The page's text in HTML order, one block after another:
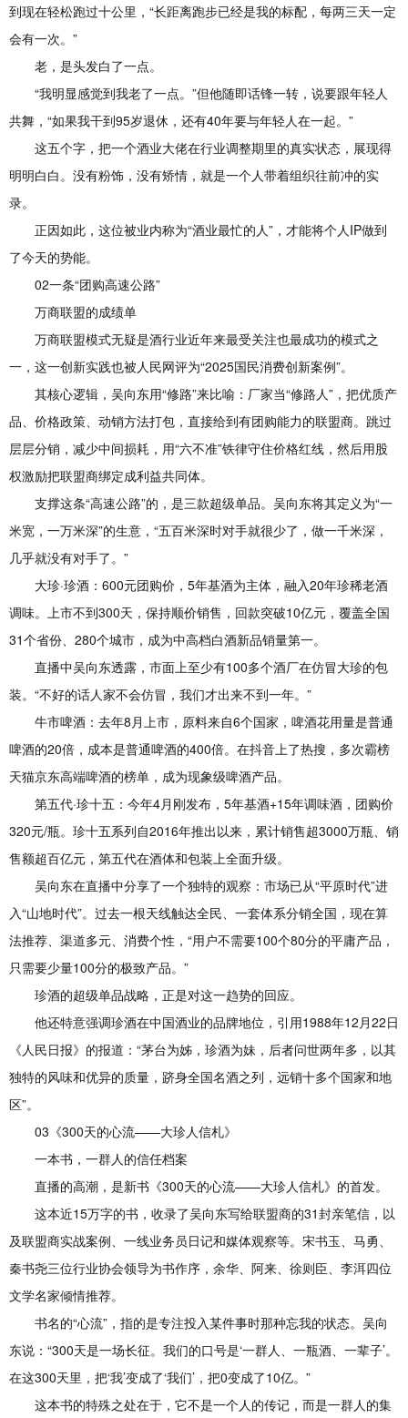
到现在轻松跑过十公里，“长距离跑步已经是我的标配，每两三天一定
会有一次。”
老，是头发白了一点。
“我明显感觉到我老了一点。”但他随即话锋一转，说要跟年轻人
共舞，“如果我干到95岁退休，还有40年要与年轻人在一起。”
这五个字，把一个酒业大佬在行业调整期里的真实状态，展现得
明明白白。没有粉饰，没有矫情，就是一个人带着组织往前冲的实
录。
正因如此，这位被业内称为“酒业最忙的人”，才能将个人IP做到
了今天的势能。
02一条“团购高速公路”
万商联盟的成绩单
万商联盟模式无疑是酒行业近年来最受关注也最成功的模式之
一，这一创新实践也被人民网评为“2025国民消费创新案例”。
其核心逻辑，吴向东用“修路”来比喻：厂家当“修路人”，把优质产
品、价格政策、动销方法打包，直接给到有团购能力的联盟商。跳过
层层分销，减少中间损耗，用“六不准”铁律守住价格红线，然后用股
权激励把联盟商绑定成利益共同体。
支撑这条“高速公路”的，是三款超级单品。吴向东将其定义为“一
米宽，一万米深”的生意，“五百米深时对手就很少了，做一千米深，
几乎就没有对手了。”
大珍·珍酒：600元团购价，5年基酒为主体，融入20年珍稀老酒
调味。上市不到300天，保持顺价销售，回款突破10亿元，覆盖全国
31个省份、280个城市，成为中高档白酒新品销量第一。
直播中吴向东透露，市面上至少有100多个酒厂在仿冒大珍的包
装。“不好的话人家不会仿冒，我们才出来不到一年。”
牛市啤酒：去年8月上市，原料来自6个国家，啤酒花用量是普通
啤酒的20倍，成本是普通啤酒的400倍。在抖音上了热搜，多次霸榜
天猫京东高端啤酒的榜单，成为现象级啤酒产品。
第五代·珍十五：今年4月刚发布，5年基酒+15年调味酒，团购价
320元/瓶。珍十五系列自2016年推出以来，累计销售超3000万瓶、销
售额超百亿元，第五代在酒体和包装上全面升级。
吴向东在直播中分享了一个独特的观察：市场已从“平原时代”进
入“山地时代”。过去一根天线触达全民、一套体系分销全国，现在算
法推荐、渠道多元、消费个性，“用户不需要100个80分的平庸产品，
只需要少量100分的极致产品。”
珍酒的超级单品战略，正是对这一趋势的回应。
他还特意强调珍酒在中国酒业的品牌地位，引用1988年12月22日
《人民日报》的报道：“茅台为姊，珍酒为妹，后者问世两年多，以其
独特的风味和优异的质量，跻身全国名酒之列，远销十多个国家和地
区”。
03《300天的心流——大珍人信札》
一本书，一群人的信任档案
直播的高潮，是新书《300天的心流——大珍人信札》的首发。
这本近15万字的书，收录了吴向东写给联盟商的31封亲笔信，以
及联盟商实战案例、一线业务员日记和媒体观察等。宋书玉、马勇、
秦书尧三位行业协会领导为书作序，余华、阿来、徐则臣、李洱四位
文学名家倾情推荐。
书名的“心流”，指的是专注投入某件事时那种忘我的状态。吴向
东说：“300天是一场长征。我们的口号是‘一群人、一瓶酒、一辈子’。
在这300天里，把‘我’变成了‘我们’，把0变成了10亿。”
这本书的特殊之处在于，它不是一个人的传记，而是一群人的集